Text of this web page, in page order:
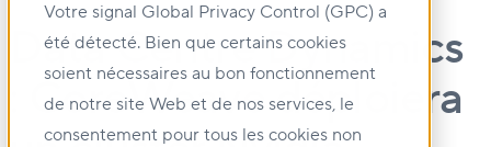
Votre signal Global Privacy Control (GPC) a
été détecté. Bien que certains cookies
soient nécessaires au bon fonctionnement
de notre site Web et de nos services, le
consentement pour tous les cookies non
Data Centre Dynamics
: CoreWeave déploiera